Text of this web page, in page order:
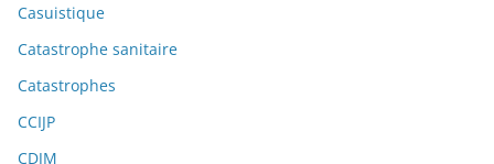
Casuistique
Catastrophe sanitaire
Catastrophes
CCIJP
CDJM